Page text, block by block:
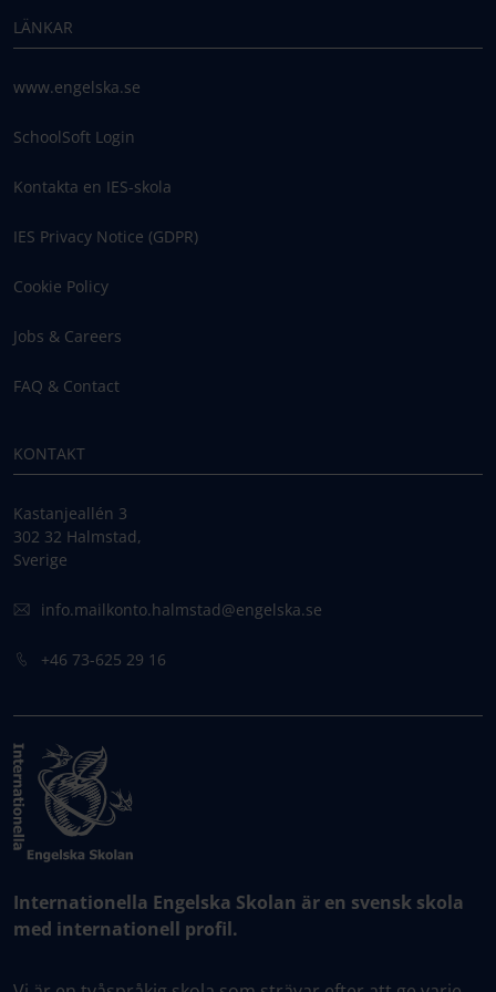
LÄNKAR
www.engelska.se
SchoolSoft Login
Kontakta en IES-skola
IES Privacy Notice (GDPR)
Cookie Policy
Jobs & Careers
FAQ & Contact
KONTAKT
Kastanjeallén 3
302 32 Halmstad,
Sverige
info.mailkonto.halmstad@engelska.se
+46 73-625 29 16
Internationella Engelska Skolan är en svensk skola
med internationell profil.